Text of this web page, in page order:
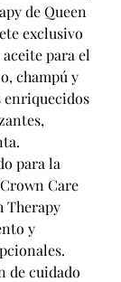
de Queen
exclusivo
para el
champú y
enriquecidos
para la
Care
Therapy
y
de cuidado